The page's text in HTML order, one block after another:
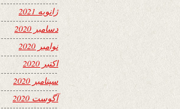
ژانویه 2021
دسامبر 2020
نوامبر 2020
اکتبر 2020
سپتامبر 2020
آگوست 2020